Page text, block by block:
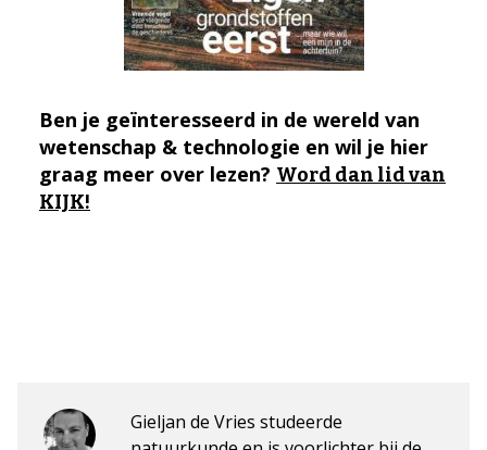
Ben je geïnteresseerd in de wereld van
wetenschap & technologie en wil je hier
graag meer over lezen? Word dan lid van
KIJK!
Gieljan de Vries studeerde